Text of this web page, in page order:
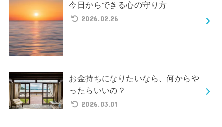
今日からできる心の守り方
2026.02.26
お金持ちになりたいなら、何からや
ったらいいの？
2026.03.01